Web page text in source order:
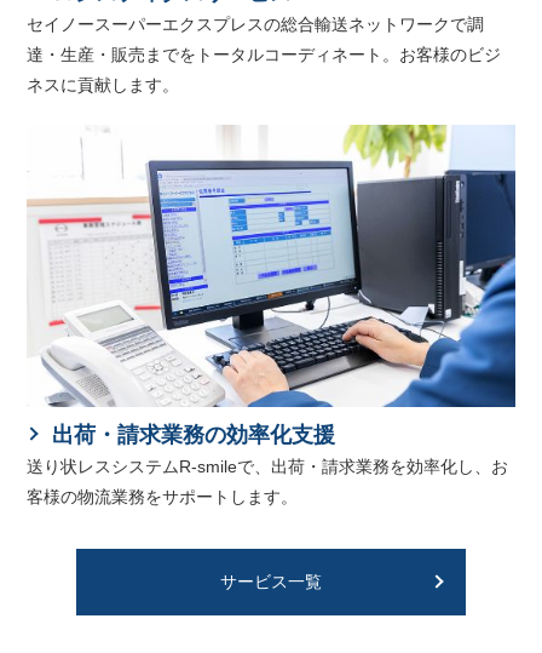
セイノースーパーエクスプレスの総合輸送ネットワークで調
達・生産・販売までをトータルコーディネート。お客様のビジ
ネスに貢献します。
出荷・請求業務の効率化支援
送り状レスシステムR-smileで、出荷・請求業務を効率化し、お
客様の物流業務をサポートします。
サービス一覧